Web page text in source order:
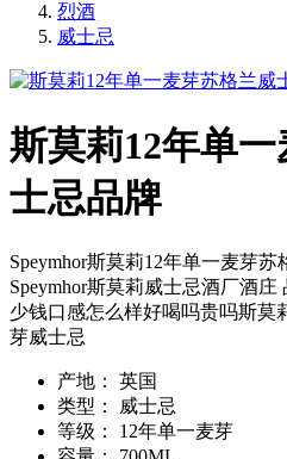
烈酒
威士忌
斯莫莉12年单
士忌品牌
Speymhor斯莫莉12年单一麦芽
Speymhor斯莫莉威士忌酒厂酒庄
少钱口感怎么样好喝吗贵吗斯莫
芽威士忌
产地：
英国
类型：
威士忌
等级：
12年单一麦芽